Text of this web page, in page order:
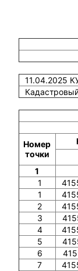
11.04.2025
Номер
точки
1
1
1
2
3
4
5
6
7